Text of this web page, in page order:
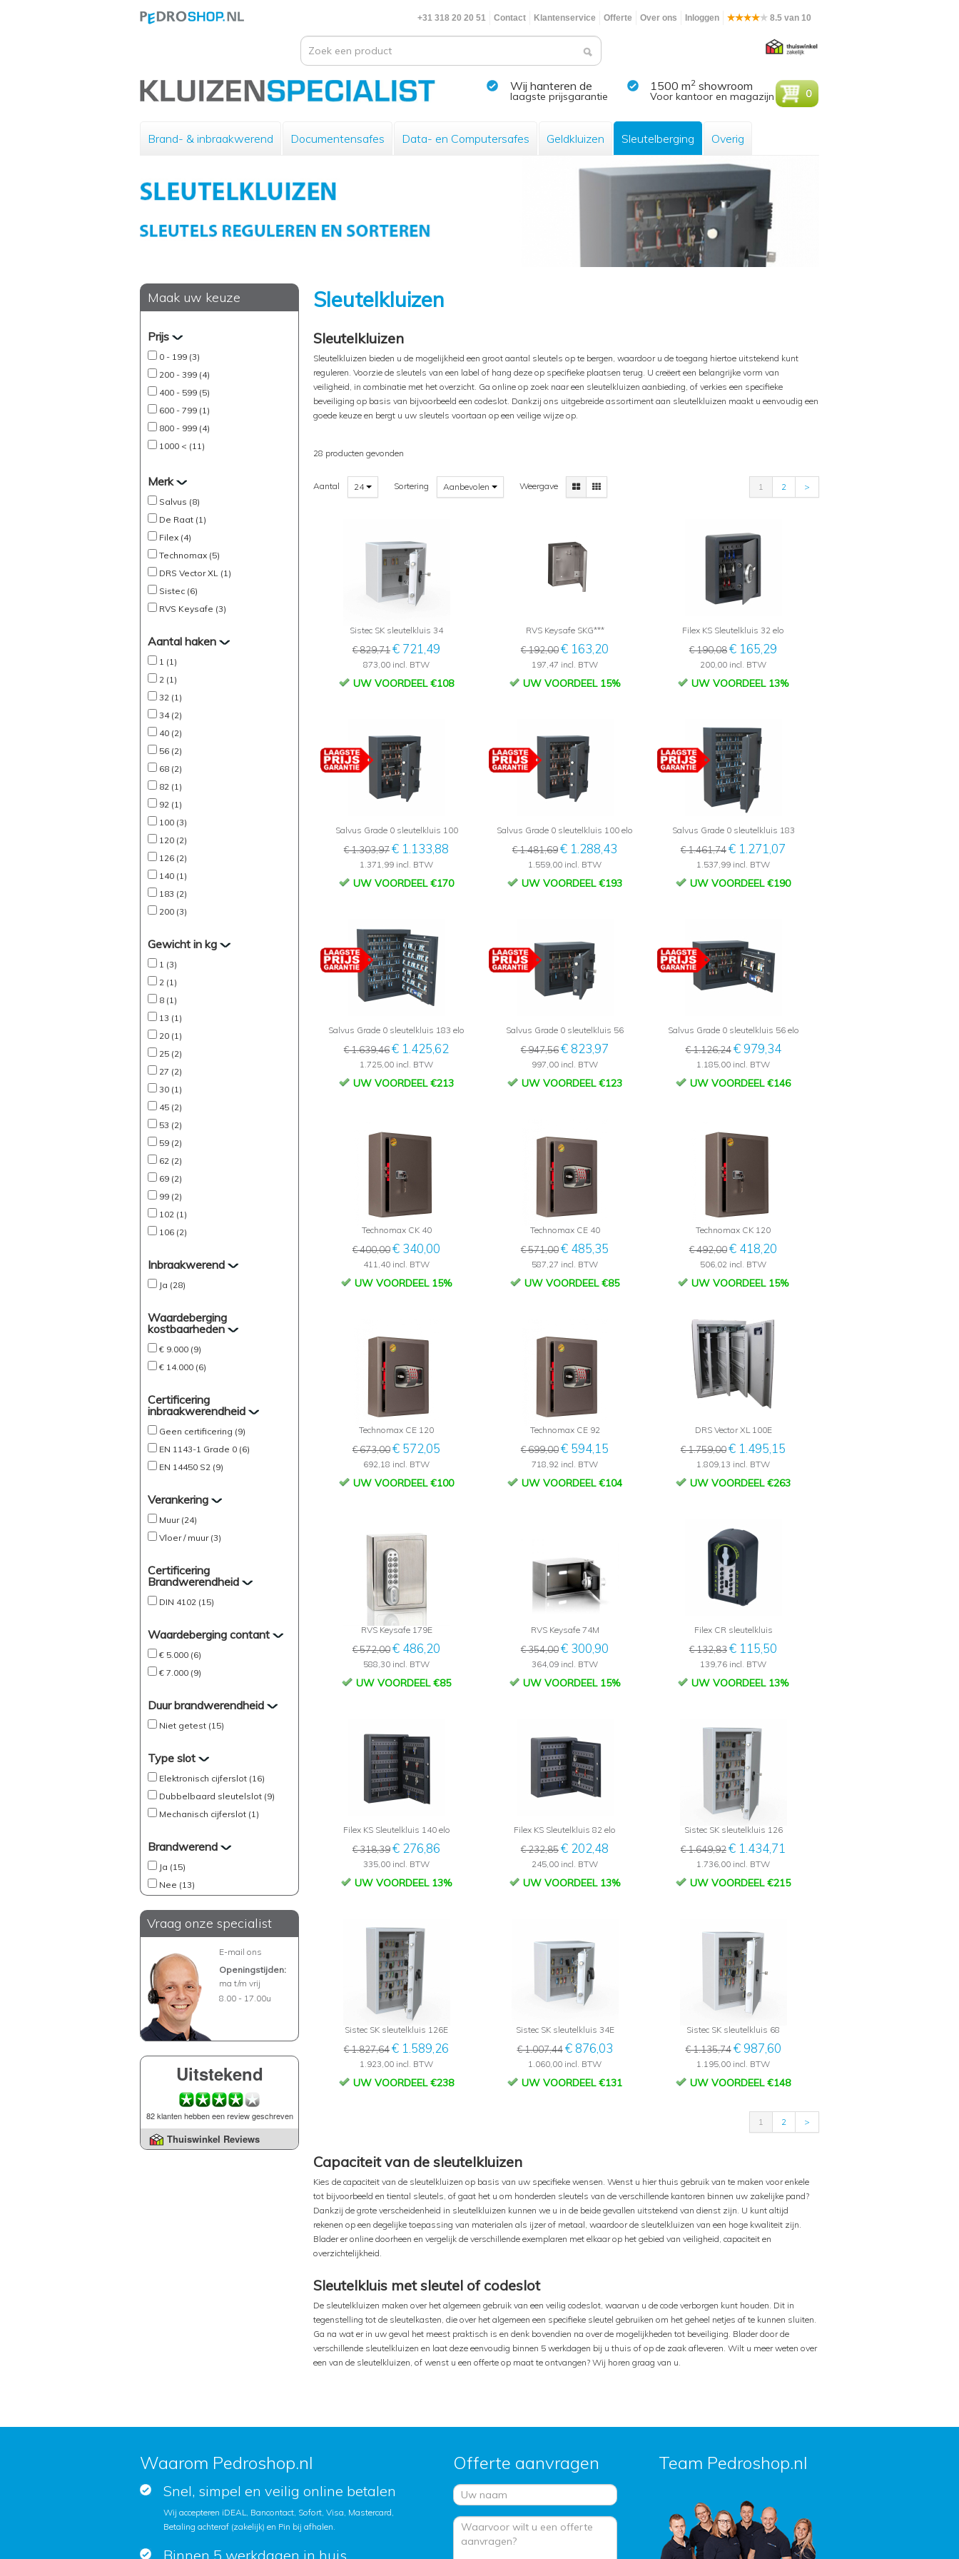
+31 318 20 20 51 Contact Klantenservice Offerte Over ons Inloggen 8.5 van 10
Wij hanteren de
laagste prijsgarantie
1500 m2 showroom
Voor kantoor en magazijn 0
Brand- & inbraakwerend Documentensafes Data- en Computersafes Geldkluizen Sleutelberging Overig
Maak uw keuze
Prijs
0 - 199 (3)
200 - 399 (4)
400 - 599 (5)
600 - 799 (1)
800 - 999 (4)
1000 < (11)
Merk
Salvus (8)
De Raat (1)
Filex (4)
Technomax (5)
DRS Vector XL (1)
Sistec (6)
RVS Keysafe (3)
Aantal haken
1 (1)
2 (1)
32 (1)
34 (2)
40 (2)
56 (2)
68 (2)
82 (1)
92 (1)
100 (3)
120 (2)
126 (2)
140 (1)
183 (2)
200 (3)
Gewicht in kg
1 (3)
2 (1)
8 (1)
13 (1)
20 (1)
25 (2)
27 (2)
30 (1)
45 (2)
53 (2)
59 (2)
62 (2)
69 (2)
99 (2)
102 (1)
106 (2)
Inbraakwerend
Ja (28)
Waardeberging
kostbaarheden
€ 9.000 (9)
€ 14.000 (6)
Certificering
inbraakwerendheid
Geen certificering (9)
EN 1143-1 Grade 0 (6)
EN 14450 S2 (9)
Verankering
Muur (24)
Vloer / muur (3)
Certificering
Brandwerendheid
DIN 4102 (15)
Waardeberging contant
€ 5.000 (6)
€ 7.000 (9)
Duur brandwerendheid
Niet getest (15)
Type slot
Elektronisch cijferslot (16)
Dubbelbaard sleutelslot (9)
Mechanisch cijferslot (1)
Brandwerend
Ja (15)
Nee (13)
Vraag onze specialist
E-mail ons
Openingstijden:
ma t/m vrij
8.00 - 17.00u
Uitstekend
82 klanten hebben een review geschreven
Thuiswinkel Reviews
Sleutelkluizen
Sleutelkluizen
Sleutelkluizen bieden u de mogelijkheid een groot aantal sleutels op te bergen, waardoor u de toegang hiertoe uitstekend kunt
reguleren. Voorzie de sleutels van een label of hang deze op specifieke plaatsen terug. U creëert een belangrijke vorm van
veiligheid, in combinatie met het overzicht. Ga online op zoek naar een sleutelkluizen aanbieding, of verkies een specifieke
beveiliging op basis van bijvoorbeeld een codeslot. Dankzij ons uitgebreide assortiment aan sleutelkluizen maakt u eenvoudig een
goede keuze en bergt u uw sleutels voortaan op een veilige wijze op.
28 producten gevonden
Aantal 24 Sortering Aanbevolen Weergave 1 2 >
Sistec SK sleutelkluis 34
€ 829,71€ 721,49
873,00 incl. BTW
UW VOORDEEL €108
RVS Keysafe SKG***
€ 192,00€ 163,20
197,47 incl. BTW
UW VOORDEEL 15%
Filex KS Sleutelkluis 32 elo
€ 190,08€ 165,29
200,00 incl. BTW
UW VOORDEEL 13%
Salvus Grade 0 sleutelkluis 100
€ 1.303,97€ 1.133,88
1.371,99 incl. BTW
UW VOORDEEL €170
Salvus Grade 0 sleutelkluis 100 elo
€ 1.481,69€ 1.288,43
1.559,00 incl. BTW
UW VOORDEEL €193
Salvus Grade 0 sleutelkluis 183
€ 1.461,74€ 1.271,07
1.537,99 incl. BTW
UW VOORDEEL €190
Salvus Grade 0 sleutelkluis 183 elo
€ 1.639,46€ 1.425,62
1.725,00 incl. BTW
UW VOORDEEL €213
Salvus Grade 0 sleutelkluis 56
€ 947,56€ 823,97
997,00 incl. BTW
UW VOORDEEL €123
Salvus Grade 0 sleutelkluis 56 elo
€ 1.126,24 € 979,34
1.185,00 incl. BTW
UW VOORDEEL €146
Technomax CK 40
€ 400,00€ 340,00
411,40 incl. BTW
UW VOORDEEL 15%
Technomax CE 40
€ 571,00€ 485,35
587,27 incl. BTW
UW VOORDEEL €85
Technomax CK 120
€ 492,00€ 418,20
506,02 incl. BTW
UW VOORDEEL 15%
Technomax CE 120
€ 673,00€ 572,05
692,18 incl. BTW
UW VOORDEEL €100
Technomax CE 92
€ 699,00€ 594,15
718,92 incl. BTW
UW VOORDEEL €104
DRS Vector XL 100E
€ 1.759,00€ 1.495,15
1.809,13 incl. BTW
UW VOORDEEL €263
RVS Keysafe 179E
€ 572,00€ 486,20
588,30 incl. BTW
UW VOORDEEL €85
RVS Keysafe 74M
€ 354,00€ 300,90
364,09 incl. BTW
UW VOORDEEL 15%
Filex CR sleutelkluis
€ 132,83€ 115,50
139,76 incl. BTW
UW VOORDEEL 13%
Filex KS Sleutelkluis 140 elo
€ 318,39€ 276,86
335,00 incl. BTW
UW VOORDEEL 13%
Filex KS Sleutelkluis 82 elo
€ 232,85€ 202,48
245,00 incl. BTW
UW VOORDEEL 13%
Sistec SK sleutelkluis 126
€ 1.649,92€ 1.434,71
1.736,00 incl. BTW
UW VOORDEEL €215
Sistec SK sleutelkluis 126E
€ 1.827,64€ 1.589,26
1.923,00 incl. BTW
UW VOORDEEL €238
Sistec SK sleutelkluis 34E
€ 1.007,44 € 876,03
1.060,00 incl. BTW
UW VOORDEEL €131
Sistec SK sleutelkluis 68
€ 1.135,74 € 987,60
1.195,00 incl. BTW
UW VOORDEEL €148
1 2 >
Capaciteit van de sleutelkluizen
Kies de capaciteit van de sleutelkluizen op basis van uw specifieke wensen. Wenst u hier thuis gebruik van te maken voor enkele
tot bijvoorbeeld en tiental sleutels, of gaat het u om honderden sleutels van de verschillende kantoren binnen uw zakelijke pand?
Dankzij de grote verscheidenheid in sleutelkluizen kunnen we u in de beide gevallen uitstekend van dienst zijn. U kunt altijd
rekenen op een degelijke toepassing van materialen als ijzer of metaal, waardoor de sleutelkluizen van een hoge kwaliteit zijn.
Blader er online doorheen en vergelijk de verschillende exemplaren met elkaar op het gebied van veiligheid, capaciteit en
overzichtelijkheid.
Sleutelkluis met sleutel of codeslot
De sleutelkluizen maken over het algemeen gebruik van een veilig codeslot, waarvan u de code verborgen kunt houden. Dit in
tegenstelling tot de sleutelkasten, die over het algemeen een specifieke sleutel gebruiken om het geheel netjes af te kunnen sluiten.
Ga na wat er in uw geval het meest praktisch is en denk bovendien na over de mogelijkheden tot beveiliging. Blader door de
verschillende sleutelkluizen en laat deze eenvoudig binnen 5 werkdagen bij u thuis of op de zaak afleveren. Wilt u meer weten over
een van de sleutelkluizen, of wenst u een offerte op maat te ontvangen? Wij horen graag van u.
Waarom Pedroshop.nl
Snel, simpel en veilig online betalen
Wij accepteren iDEAL, Bancontact, Sofort, Visa, Mastercard,
Betaling achteraf (zakelijk) en Pin bij afhalen.
Binnen 5 werkdagen in huis
Offerte aanvragen Team Pedroshop.nl